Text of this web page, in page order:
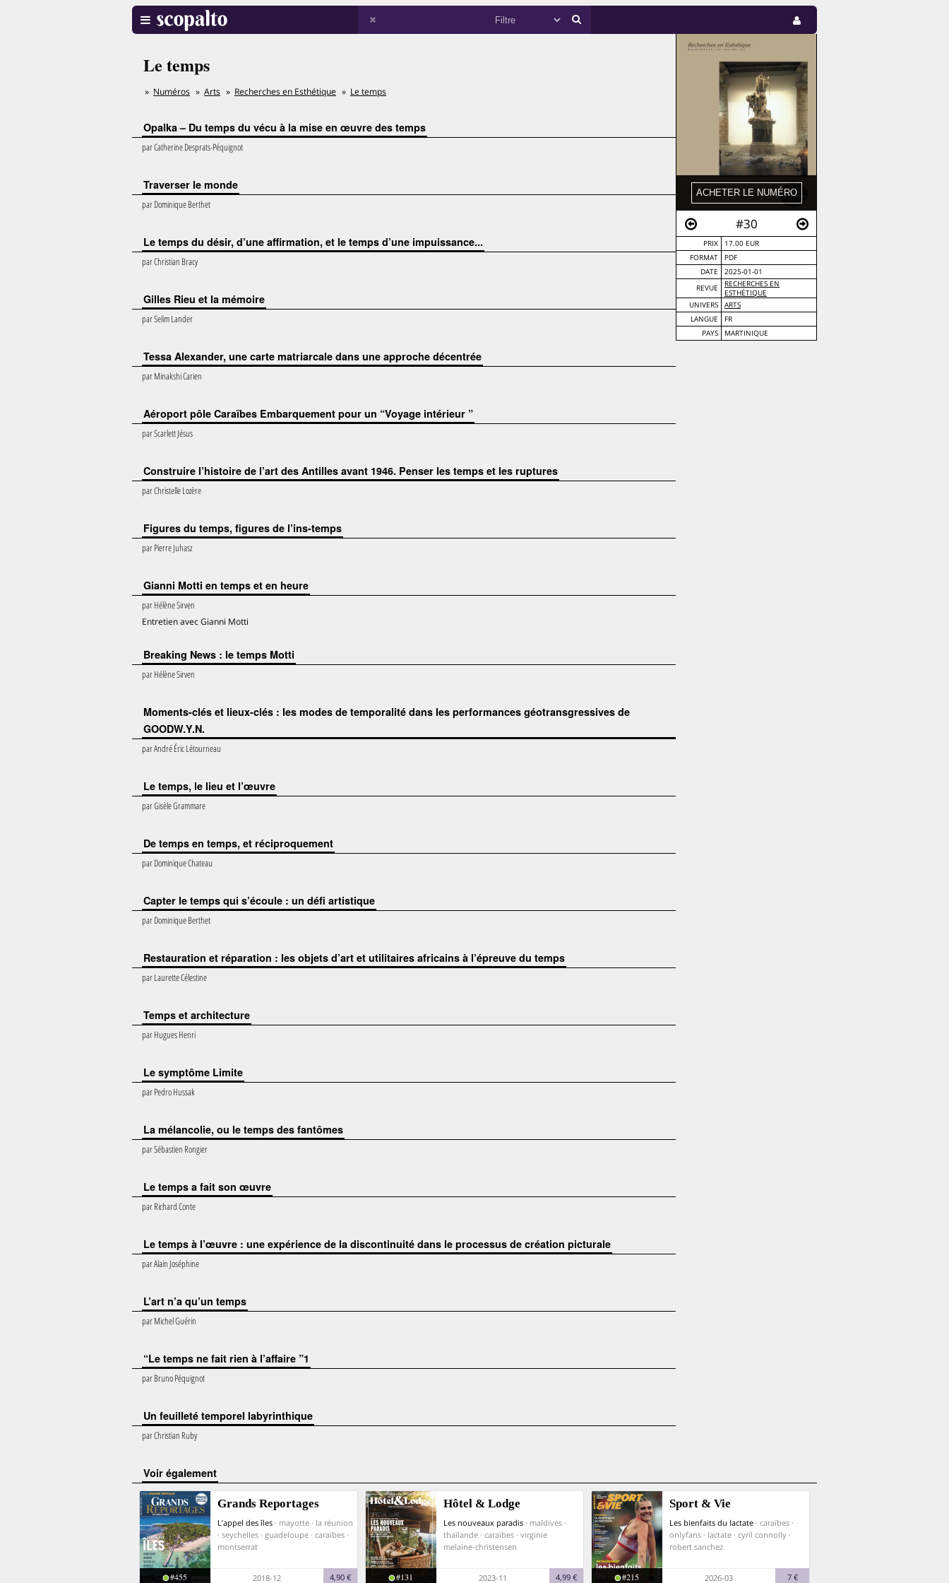
#30
PRIX
17.00 EUR
FORMAT
PDF
DATE
2025-01-01
REVUE
RECHERCHES EN
ESTHÉTIQUE
UNIVERS
ARTS
LANGUE
FR
PAYS
MARTINIQUE
Le temps
Numéros Arts Recherches en Esthétique Le temps
Opalka – Du temps du vécu à la mise en œuvre des temps
parCatherine Desprats-Péquignot
Traverser le monde
parDominique Berthet
Le temps du désir, d’une affirmation, et le temps d’une impuissance...
parChristian Bracy
Gilles Rieu et la mémoire
parSelim Lander
Tessa Alexander, une carte matriarcale dans une approche décentrée
parMinakshi Carien
Aéroport pôle Caraïbes Embarquement pour un “Voyage intérieur ”
parScarlett Jésus
Construire l’histoire de l’art des Antilles avant 1946. Penser les temps et les ruptures
parChristelle Lozère
Figures du temps, figures de l’ins-temps
parPierre Juhasz
Gianni Motti en temps et en heure
parHélène Sirven
Entretien avec Gianni Motti
Breaking News : le temps Motti
parHélène Sirven
Moments-clés et lieux-clés : les modes de temporalité dans les performances géotransgressives de
GOODW.Y.N.
parAndré Éric Létourneau
Le temps, le lieu et l’œuvre
parGisèle Grammare
De temps en temps, et réciproquement
parDominique Chateau
Capter le temps qui s’écoule : un défi artistique
parDominique Berthet
Restauration et réparation : les objets d’art et utilitaires africains à l’épreuve du temps
parLaurette Célestine
Temps et architecture
parHugues Henri
Le symptôme Limite
parPedro Hussak
La mélancolie, ou le temps des fantômes
parSébastien Rongier
Le temps a fait son œuvre
parRichard Conte
Le temps à l’œuvre : une expérience de la discontinuité dans le processus de création picturale
parAlain Joséphine
L’art n’a qu’un temps
parMichel Guérin
“Le temps ne fait rien à l’affaire ”1
parBruno Péquignot
Un feuilleté temporel labyrinthique
parChristian Ruby
voir également
Grands Reportages
L’appel des îles · mayotte · la réunion
· seychelles · guadeloupe · caraïbes ·
montserrat
#455 2018-12 4,90 €
Hôtel & Lodge
Les nouveaux paradis · maldives ·
thaïlande · caraïbes · virginie
melaine-christensen
#131 2023-11 4,99 €
Sport & Vie
Les bienfaits du lactate · caraïbes ·
onlyfans · lactate · cyril connolly ·
robert sanchez
#215 2026-03 7 €